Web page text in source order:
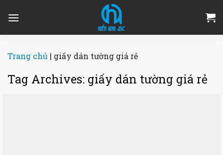
Trang chủ | giấy dán tường giá rẻ
Tag Archives: giấy dán tường giá rẻ